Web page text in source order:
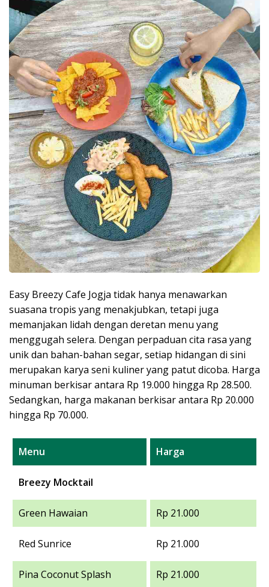
Easy Breezy Cafe Jogja tidak hanya menawarkan
suasana tropis yang menakjubkan, tetapi juga
memanjakan lidah dengan deretan menu yang
menggugah selera. Dengan perpaduan cita rasa yang
unik dan bahan-bahan segar, setiap hidangan di sini
merupakan karya seni kuliner yang patut dicoba. Harga
minuman berkisar antara Rp 19.000 hingga Rp 28.500.
Sedangkan, harga makanan berkisar antara Rp 20.000
hingga Rp 70.000.
Menu Harga
Breezy Mocktail
Green Hawaian Rp 21.000
Red Sunrice Rp 21.000
Pina Coconut Splash Rp 21.000